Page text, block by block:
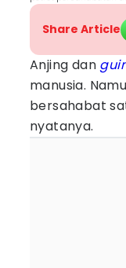
Share Article
Anjing dan
manusia.
bersahabat
nyatanya.